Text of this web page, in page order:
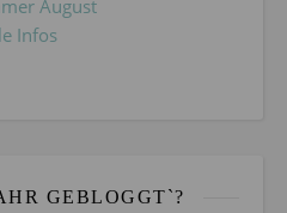
August
Infos
GEBLOGGT`?